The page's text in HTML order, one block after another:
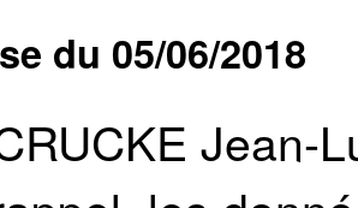
du 05/06/2018
Jean-